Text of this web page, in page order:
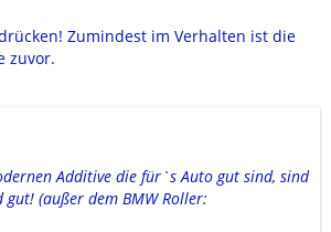
Zumindest im Verhalten ist die
zuvor.
Additive die für`s Auto gut sind, sind
(außer dem BMW Roller: